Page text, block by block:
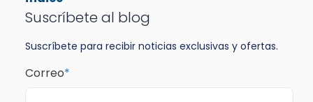
Suscríbete al blog
Suscríbete para recibir noticias exclusivas y ofertas.
Correo*